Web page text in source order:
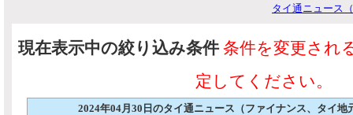
タイ通ニュース
現在表示中の絞り込み条件 条件を変更され
定してください。
2024年04月30日のタイ通ニュース（ファイナンス、タイ地